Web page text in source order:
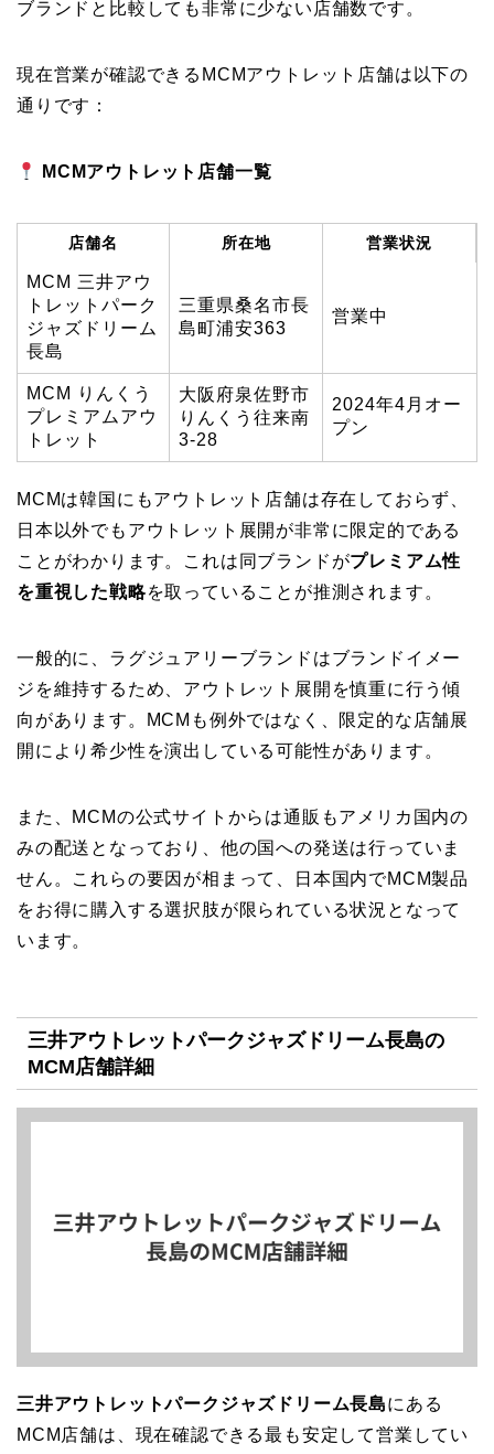
ブランドと比較しても非常に少ない店舗数です。
現在営業が確認できるMCMアウトレット店舗は以下の
通りです：
MCMアウトレット店舗一覧
店舗名 所在地 営業状況
MCM 三井アウ
トレットパーク
ジャズドリーム
長島
三重県桑名市長
島町浦安363
営業中
MCM りんくう
プレミアムアウ
トレット
大阪府泉佐野市
りんくう往来南
3-28
2024年4月オー
プン
MCMは韓国にもアウトレット店舗は存在しておらず、
日本以外でもアウトレット展開が非常に限定的である
ことがわかります。これは同ブランドがプレミアム性
を重視した戦略を取っていることが推測されます。
一般的に、ラグジュアリーブランドはブランドイメー
ジを維持するため、アウトレット展開を慎重に行う傾
向があります。MCMも例外ではなく、限定的な店舗展
開により希少性を演出している可能性があります。
また、MCMの公式サイトからは通販もアメリカ国内の
みの配送となっており、他の国への発送は行っていま
せん。これらの要因が相まって、日本国内でMCM製品
をお得に購入する選択肢が限られている状況となって
います。
三井アウトレットパークジャズドリーム長島の
MCM店舗詳細
三井アウトレットパークジャズドリーム長島にある
MCM店舗は、現在確認できる最も安定して営業してい